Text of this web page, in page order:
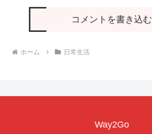
コメントを書き込む
ホーム 日常生活
Way2Go